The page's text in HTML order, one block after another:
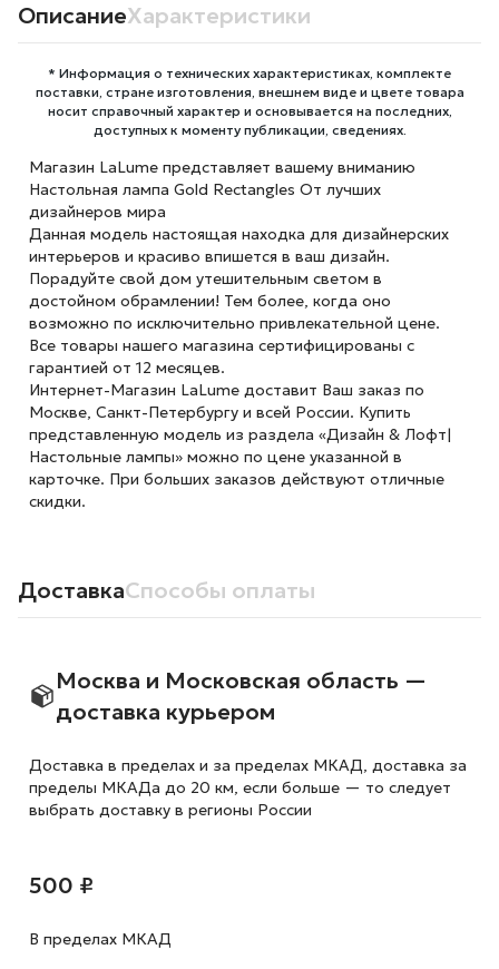
ОписаниеХарактеристики
* Информация о технических характеристиках, комплекте
поставки, стране изготовления, внешнем виде и цвете товара
носит справочный характер и основывается на последних,
доступных к моменту публикации, сведениях.
Магазин LaLume представляет вашему вниманию
Настольная лампа Gold Rectangles От лучших
дизайнеров мира
Данная модель настоящая находка для дизайнерских
интерьеров и красиво впишется в ваш дизайн.
Порадуйте свой дом утешительным светом в
достойном обрамлении! Тем более, когда оно
возможно по исключительно привлекательной цене.
Все товары нашего магазина сертифицированы с
гарантией от 12 месяцев.
Интернет-Магазин LaLume доставит Ваш заказ по
Москве, Санкт-Петербургу и всей России. Купить
представленную модель из раздела «Дизайн & Лофт|
Настольные лампы» можно по цене указанной в
карточке. При больших заказов действуют отличные
скидки.
ДоставкаСпособы оплаты
Москва и Московская область —
доставка курьером
Доставка в пределах и за пределах МКАД, доставка за
пределы МКАДа до 20 км, если больше — то следует
выбрать доставку в регионы России
500 ₽
В пределах МКАД